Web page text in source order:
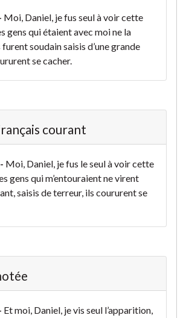
Moi, Daniel, je fus seul à voir cette
gens qui étaient avec moi ne la
soudain saisis d’une grande
se cacher.
courant
- Moi, Daniel, je fus le seul à voir cette
gens qui m’entouraient ne virent
saisis de terreur, ils coururent se
Et moi, Daniel, je vis seul l’apparition,